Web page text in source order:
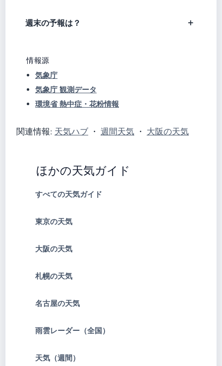
週末の予報は？
情報源
気象庁
気象庁 観測データ
環境省 熱中症・花粉情報
関連情報: 天気ハブ ・ 週間天気 ・ 大阪の天気
ほかの天気ガイド
すべての天気ガイド
東京の天気
大阪の天気
札幌の天気
名古屋の天気
雨雲レーダー（全国）
天気（週間）